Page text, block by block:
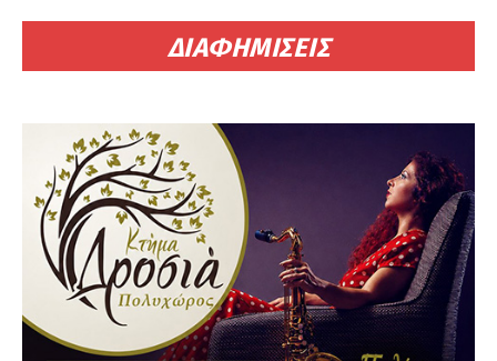
ΔΙΑΦΗΜΙΣΕΙΣ